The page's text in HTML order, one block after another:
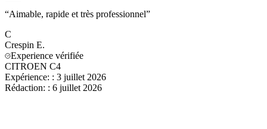
“Aimable, rapide et très professionnel”
C
Crespin E.
Experience vérifiée
CITROEN C4
Expérience: : 3 juillet 2026
Rédaction: : 6 juillet 2026